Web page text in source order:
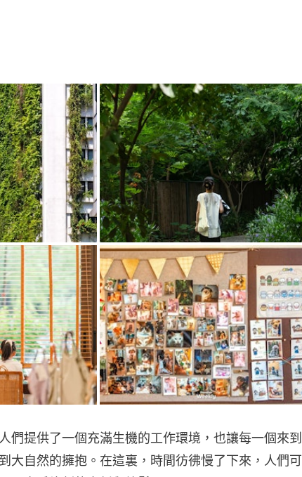
們提供了一個充滿生機的工作環境，也讓每一個來到
大自然的擁抱。在這裏，時間彷彿慢了下來，人們可